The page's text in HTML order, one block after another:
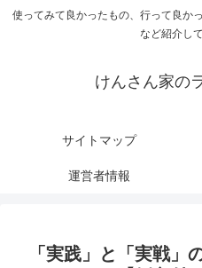
使ってみて良かったもの、行って良か
など紹介し
けんさん家の
サイトマップ
運営者情報
「実践」と「実戦」